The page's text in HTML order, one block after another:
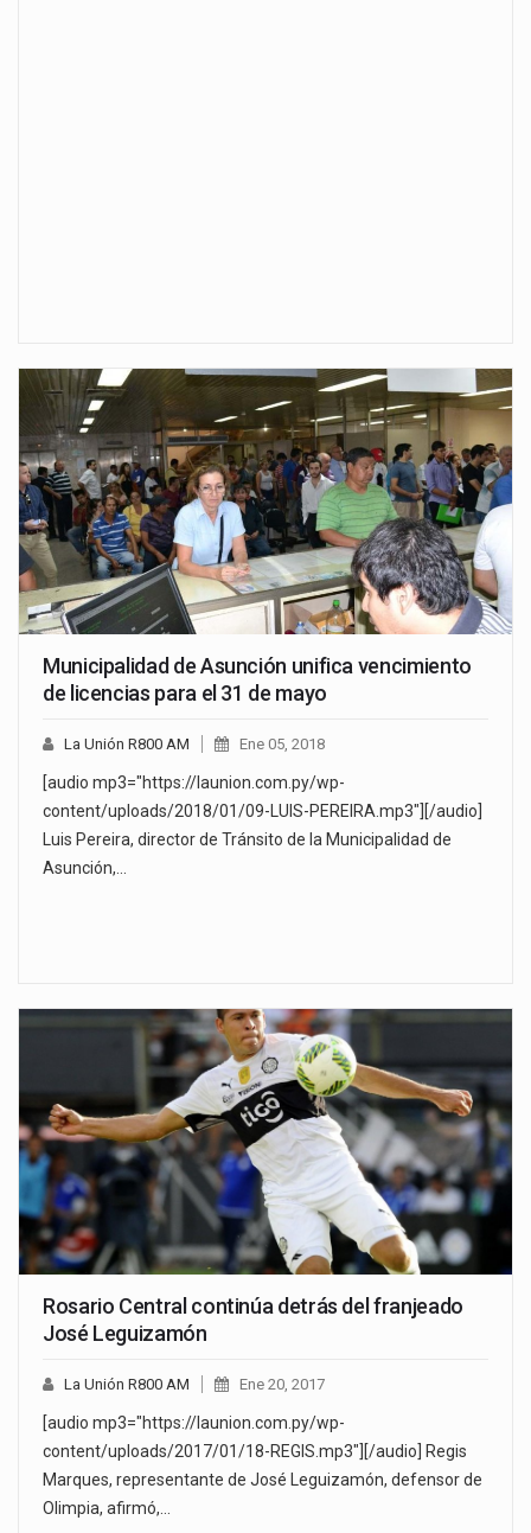
Municipalidad de Asunción unifica vencimiento
de licencias para el 31 de mayo
La Unión R800 AM Ene 05, 2018
[audio mp3="https://launion.com.py/wp-
content/uploads/2018/01/09-LUIS-PEREIRA.mp3"][/audio]
Luis Pereira, director de Tránsito de la Municipalidad de
Asunción,…
Rosario Central continúa detrás del franjeado
José Leguizamón
La Unión R800 AM Ene 20, 2017
[audio mp3="https://launion.com.py/wp-
content/uploads/2017/01/18-REGIS.mp3"][/audio] Regis
Marques, representante de José Leguizamón, defensor de
Olimpia, afirmó,…